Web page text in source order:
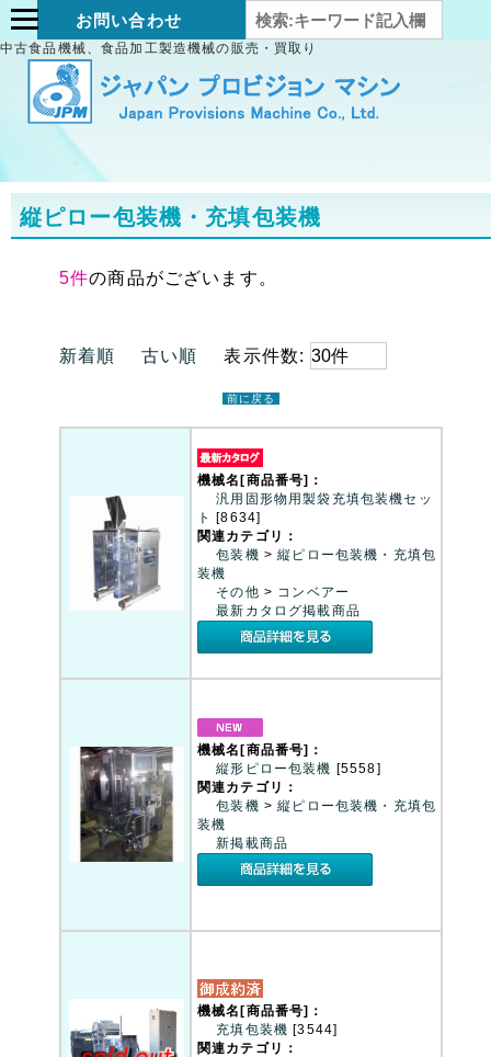
お問い合わせ
中古食品機械、食品加工製造機械の販売・買取り
縦ピロー包装機・充填包装機
5件の商品がございます。
新着順 古い順 表示件数:
前に戻る
機械名[商品番号]：
汎用固形物用製袋充填包装機セッ
ト[8634]
関連カテゴリ：
包装機 >縦ピロー包装機・充填包
装機
その他 > コンベアー
最新カタログ掲載商品
機械名[商品番号]：
縦形ピロー包装機 [5558]
関連カテゴリ：
包装機 >縦ピロー包装機・充填包
装機
新掲載商品
機械名[商品番号]：
充填包装機 [3544]
関連カテゴリ：